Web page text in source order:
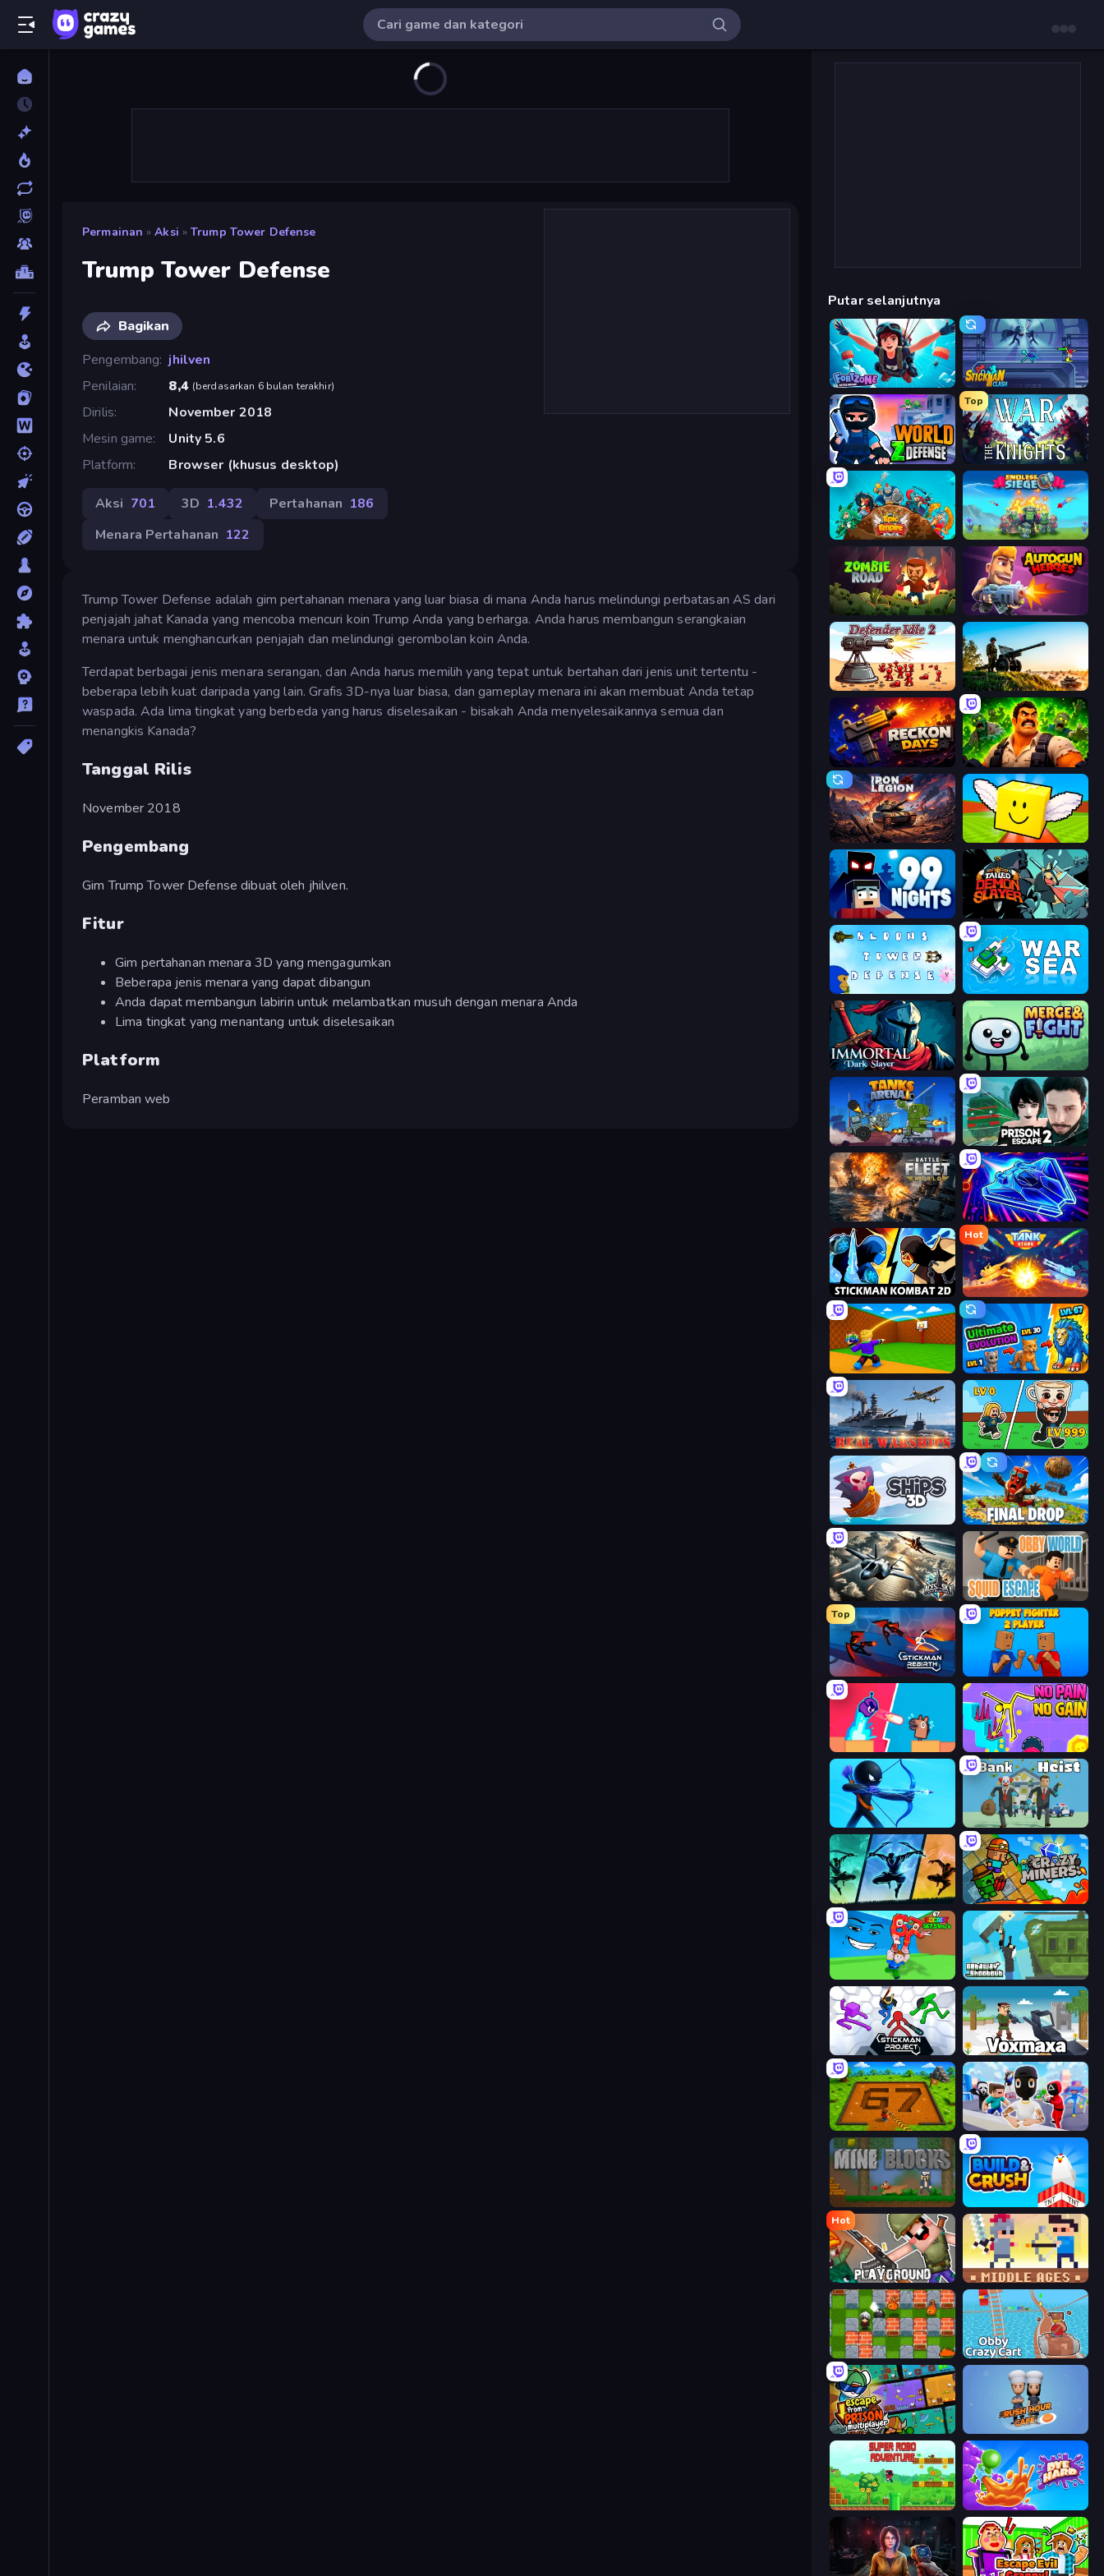
Permainan » Aksi » Trump Tower Defense
Trump Tower Defense
Bagikan
Pengembang jhilven
Penilaian
8,4 (berdasarkan 6 bulan terakhir)
Dirilis
November 2018
Mesin game
Unity 5.6
Platform
Browser (khusus desktop)
Aksi 701 3D 1.432 Pertahanan 186
Menara Pertahanan 122
Trump Tower Defense adalah gim pertahanan menara yang luar biasa di mana Anda harus melindungi perbatasan AS dari
penjajah jahat Kanada yang mencoba mencuri koin Trump Anda yang berharga. Anda harus membangun serangkaian
menara untuk menghancurkan penjajah dan melindungi gerombolan koin Anda.
Terdapat berbagai jenis menara serangan, dan Anda harus memilih yang tepat untuk bertahan dari jenis unit tertentu -
beberapa lebih kuat daripada yang lain. Grafis 3D-nya luar biasa, dan gameplay menara ini akan membuat Anda tetap
waspada. Ada lima tingkat yang berbeda yang harus diselesaikan - bisakah Anda menyelesaikannya semua dan
menangkis Kanada?
Tanggal Rilis
November 2018
Pengembang
Gim Trump Tower Defense dibuat oleh jhilven.
Fitur
Gim pertahanan menara 3D yang mengagumkan
Beberapa jenis menara yang dapat dibangun
Anda dapat membangun labirin untuk melambatkan musuh dengan menara Anda
Lima tingkat yang menantang untuk diselesaikan
Platform
Peramban web
Putar selanjutnya
Fortzone Battle Royale Stickman Clash
World Z Defense - Zombie Defense
Top
War the Knights
Epic Empire: Tower Defense Endless Siege
Zombie Road Autogun Heroes
Defender Idle 2 Artillery Vs Tanks
Reckon Days Zombie Lab Escape
Iron Legion Lucky Brainrot Blocks Online
99 Nights (Bloxd.io) Tailed Demon Slayer
War Sea
Immortal: Dark Slayer Merge & Fight
Tanks Arena io: Craft & Combat Prison Escape 2
Battle Fleet World Stellar Swarm
Stickman Kombat 2D
Hot
Tank Stars
Throw a Lucky Block Ultimate Evolution
Real Warships Brainrot Arena Online
Ships 3D Final Drop
Aces of the Sky: Epic Dogfights
Top
Stickman Rebirth Puppet Fighter 2 Player
Boom Slingers ReBoom No Pain No Gain - Ragdoll Sandbox
Archers Random Bank Heist
Shadow Ninja Revenge Crazy Miners
Getaway Shootout
Stickman Project Voxmaxa
Obby: Dig Brainrots
Mine Blocks Build and Crush
Hot
Playground Castle Wars: Middle Ages
Bomber Friends Obby: Crazy Cart
Escape From Prison Multiplayer Rush Hour Cafe
Super Robo - Adventure Dye Hard